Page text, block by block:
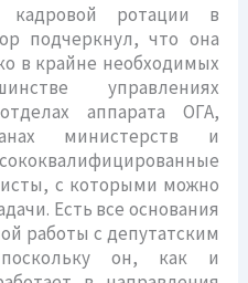
кадровой ротации в
подчеркнул, что она
в крайне необходимых
управлениях
аппарата ОГА,
министерств и
с которыми можно
Есть все основания
работы с депутатским
поскольку он, как и